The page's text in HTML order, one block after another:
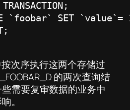
SET `value`= 1
次序执行这两个存储过
的两次查询结
需要复审数据的业务中
。